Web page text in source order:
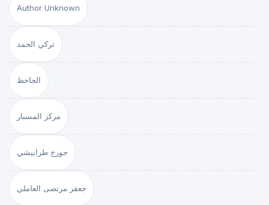
Author Unknown
تركي الحمد
الجاحظ
مركز المسبار
جورج طرابيشي
جعفر مرتضى العاملي